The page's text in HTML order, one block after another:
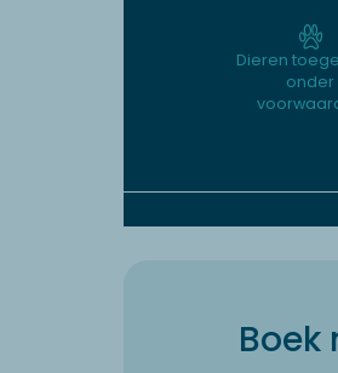
Dieren
onder
Boek